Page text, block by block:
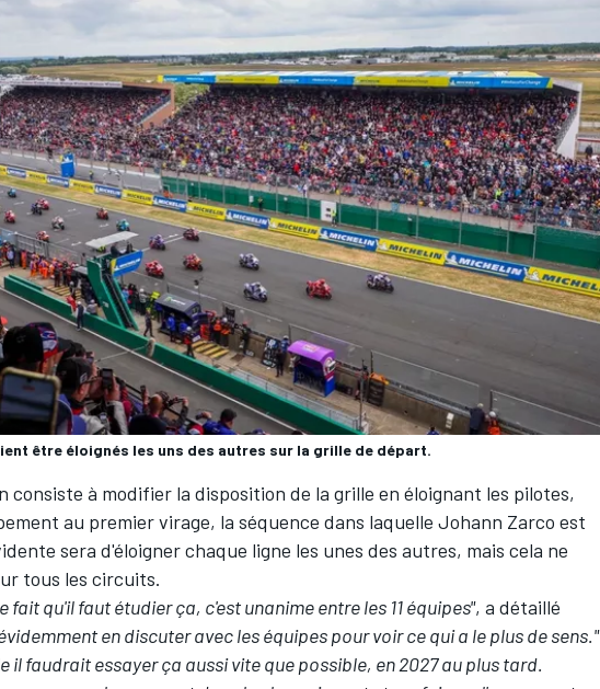
être éloignés les uns des autres sur la grille de départ.
consiste à modifier la disposition de la grille en éloignant les pilotes,
au premier virage, la séquence dans laquelle Johann Zarco est
sera d'éloigner chaque ligne les unes des autres, mais cela ne
tous les circuits.
fait qu'il faut étudier ça, c'est unanime entre les 11 équipes", a détaillé
en discuter avec les équipes pour voir ce qui a le plus de sens."
il faudrait essayer ça aussi vite que possible, en 2027 au plus tard.